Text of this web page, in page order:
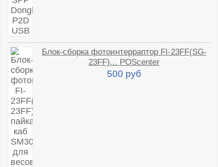
Блок-сборка фотоинтерраптор FI-23FF(SG-
23FF)... POScenter
500 руб